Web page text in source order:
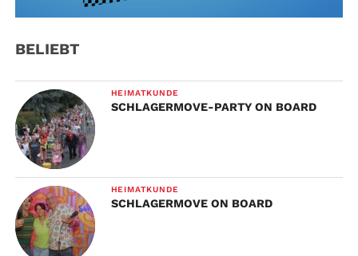
BELIEBT
HEIMATKUNDE
SCHLAGERMOVE-PARTY ON BOARD
HEIMATKUNDE
SCHLAGERMOVE ON BOARD